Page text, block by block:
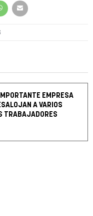
EMPRESA
A VARIOS
TRABAJADORES